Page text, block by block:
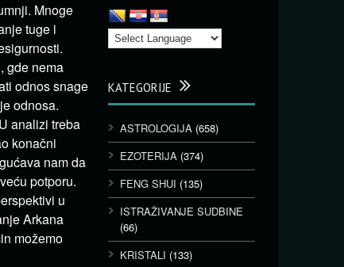
Mnoge
tuge i
gde nema
odnos snage
odnosa.
analizi treba
konačni
nam da
potporu.
u
Arkana
možemo
KATEGORIJE
ASTROLOGIJA (658)
EZOTERIJA (374)
FENG SHUI (135)
ISTRAŽIVANJE SUDBINE
(66)
KRISTALI (133)